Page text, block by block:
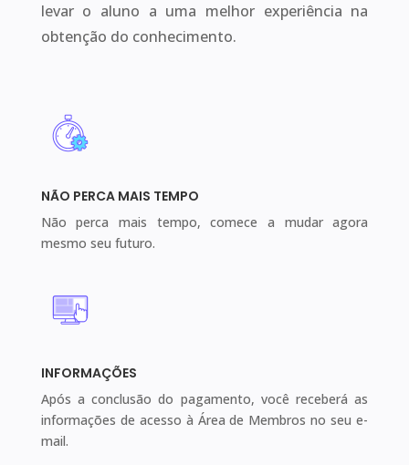
levar o aluno a uma melhor experiência na
obtenção do conhecimento.
NÃO PERCA MAIS TEMPO
Não perca mais tempo, comece a mudar agora
mesmo seu futuro.
INFORMAÇÕES
Após a conclusão do pagamento, você receberá as
informações de acesso à Área de Membros no seu e-
mail.